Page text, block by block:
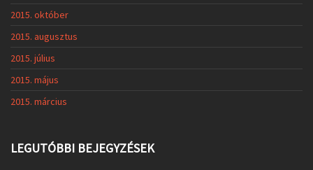
2015. október
2015. augusztus
2015. július
2015. május
2015. március
LEGUTÓBBI BEJEGYZÉSEK